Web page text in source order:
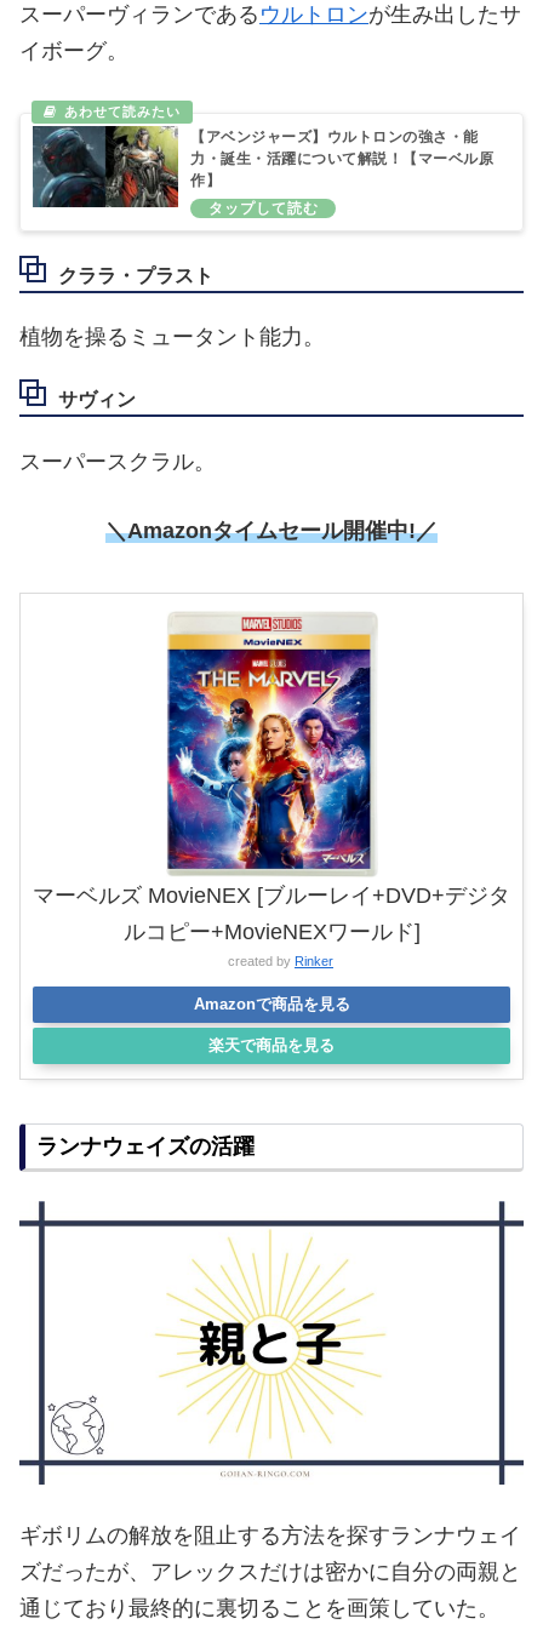
スーパーヴィランである ウルトロンが生み出したサ
イボーグ。
【アベンジャーズ】ウルトロンの強さ・能
力・誕生・活躍について解説！【マーベル原
作】
クララ・プラスト
植物を操るミュータント能力。
サヴィン
スーパースクラル。
＼Amazonタイムセール開催中!／
マーベルズ MovieNEX [ブルーレイ+DVD+デジタ
ルコピー+MovieNEXワールド]
created by Rinker
Amazonで商品を見る
楽天で商品を見る
ランナウェイズの活躍
ギボリムの解放を阻止する方法を探すランナウェイ
ズだったが、アレックスだけは密かに自分の両親と
通じており最終的に裏切ることを画策していた。